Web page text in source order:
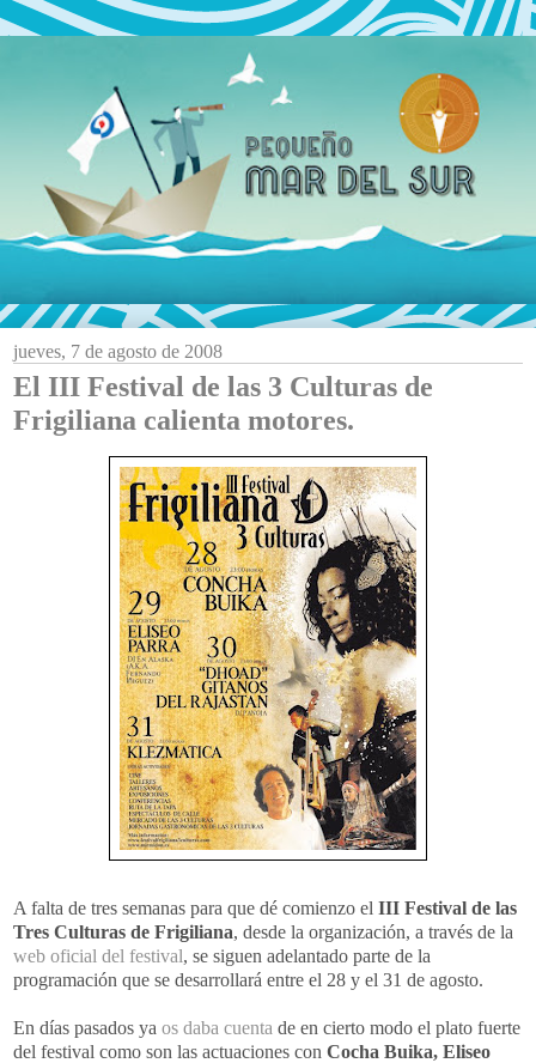
jueves, 7 de agosto de 2008
El III Festival de las 3 Culturas de
Frigiliana calienta motores.
A falta de tres semanas para que dé comienzo el III Festival de las
Tres Culturas de Frigiliana, desde la organización, a través de la
web oficial del festival, se siguen adelantado parte de la
programación que se desarrollará entre el 28 y el 31 de agosto.
En días pasados ya os daba cuenta de en cierto modo el plato fuerte
del festival como son las actuaciones con Cocha Buika, Eliseo